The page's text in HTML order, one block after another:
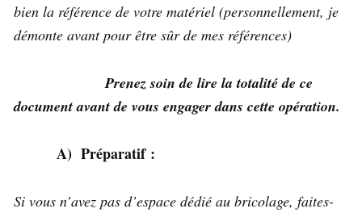
bien la référence de votre matériel (personnellement, je
démonte avant pour être sûr de mes références)
Prenez soin de lire la totalité de ce
document avant de vous engager dans cette opération.
A) Préparatif :
Si vous n’avez pas d’espace dédié au bricolage, faites-